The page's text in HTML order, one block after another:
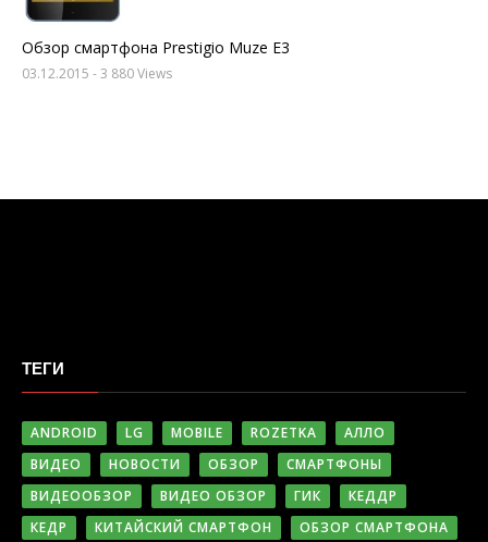
Обзор смартфона Prestigio Muze E3
03.12.2015 - 3 880 Views
ТЕГИ
ANDROID LG MOBILE ROZETKA
АЛЛО
ВИДЕО
НОВОСТИ ОБЗОР
СМАРТФОНЫ
ВИДЕООБЗОР
ВИДЕО ОБЗОР ГИК
КЕДДР
КЕДР
КИТАЙСКИЙ СМАРТФОН ОБЗОР СМАРТФОНА